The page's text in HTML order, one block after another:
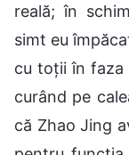
reală; în
simt eu
cu toții în faza
curând pe
că Zhao Jing